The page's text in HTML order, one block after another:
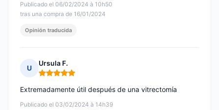
Publicado el 06/02/2024 à 10h50
tras una compra de 16/01/2024
Opinión traducida
U
Ursula F.
Nota: 5 de 5
Publicado el 03/02/2024 à 14h39
Extremadamente útil después de una vitrectomía